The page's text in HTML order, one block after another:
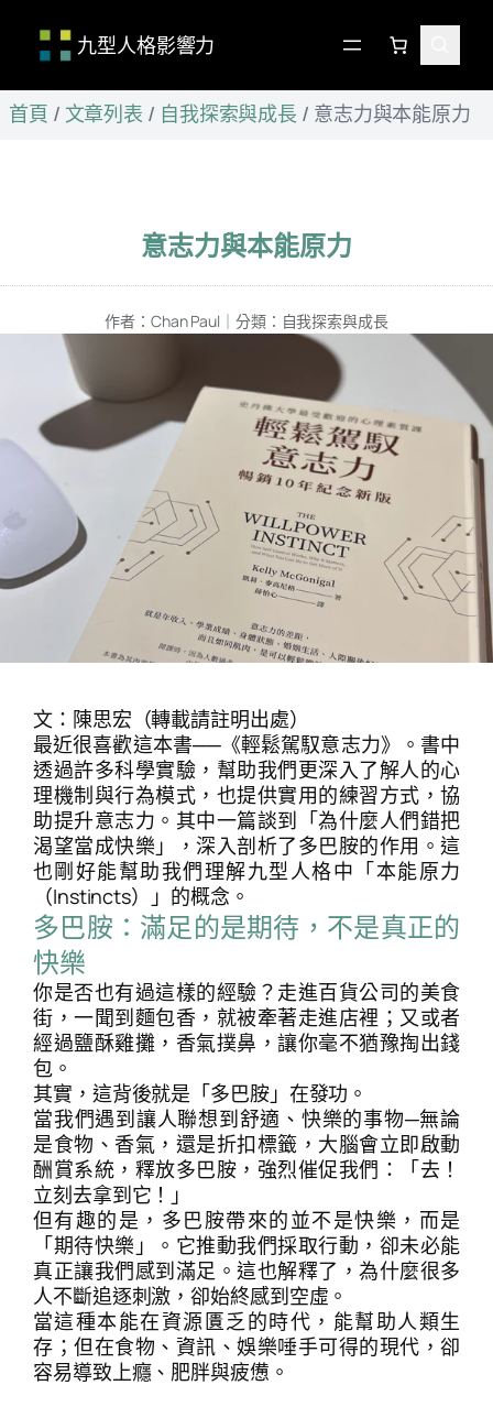
跳
至
九型人格影響力
首頁 / 文章列表 / 自我探索與成長 / 意志力與本能原力
意志力與本能原力
作者： Chan Paul ｜ 分類： 自我探索與成長
文：陳思宏（轉載請註明出處）
最近很喜歡這本書──《輕鬆駕馭意志力》。書中
透過許多科學實驗，幫助我們更深入了解人的心
理機制與行為模式，也提供實用的練習方式，協
助提升意志力。其中一篇談到「為什麼人們錯把
渴望當成快樂」，深入剖析了多巴胺的作用。這
也剛好能幫助我們理解九型人格中「本能原力
（Instincts）」的概念。
多巴胺：滿足的是期待，不是真正的
快樂
你是否也有過這樣的經驗？走進百貨公司的美食
街，一聞到麵包香，就被牽著走進店裡；又或者
經過鹽酥雞攤，香氣撲鼻，讓你毫不猶豫掏出錢
包。
其實，這背後就是「多巴胺」在發功。
當我們遇到讓人聯想到舒適、快樂的事物─無論
是食物、香氣，還是折扣標籤，大腦會立即啟動
酬賞系統，釋放多巴胺，強烈催促我們：「去！
立刻去拿到它！」
但有趣的是，多巴胺帶來的並不是快樂，而是
「期待快樂」。它推動我們採取行動，卻未必能
真正讓我們感到滿足。這也解釋了，為什麼很多
人不斷追逐刺激，卻始終感到空虛。
當這種本能在資源匱乏的時代，能幫助人類生
存；但在食物、資訊、娛樂唾手可得的現代，卻
容易導致上癮、肥胖與疲憊。